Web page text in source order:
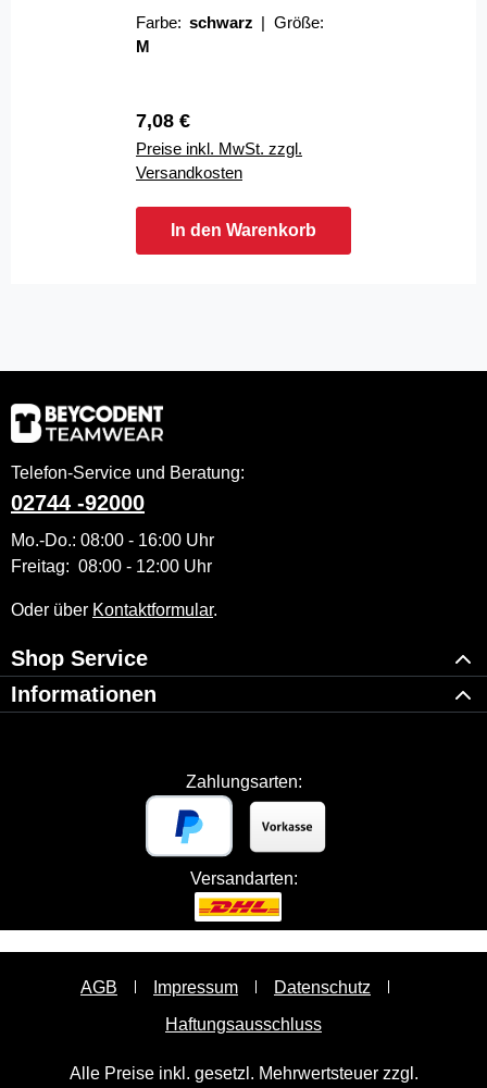
Farbe: schwarz | Größe:
M
Regulärer Preis:
7,08 €
Preise inkl. MwSt. zzgl.
Versandkosten
In den Warenkorb
Telefon-Service und Beratung:
02744 -92000
Mo.-Do.: 08:00 - 16:00 Uhr
Freitag: 08:00 - 12:00 Uhr
Oder über Kontaktformular.
Shop Service
Informationen
Zahlungsarten:
Versandarten:
AGB Impressum
Datenschutz
Haftungsausschluss
Alle Preise inkl. gesetzl. Mehrwertsteuer zzgl.